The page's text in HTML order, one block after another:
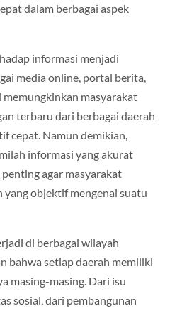
dalam berbagai aspek
informasi menjadi
media online, portal berita,
masyarakat
terbaru dari berbagai daerah
cepat. Namun demikian,
informasi yang akurat
agar masyarakat
yang objektif mengenai suatu
di berbagai wilayah
bahwa setiap daerah memiliki
masing-masing. Dari isu
sosial, dari pembangunan